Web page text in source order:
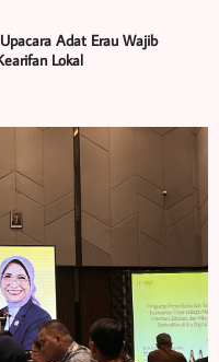
Adat Erau Wajib
Lokal